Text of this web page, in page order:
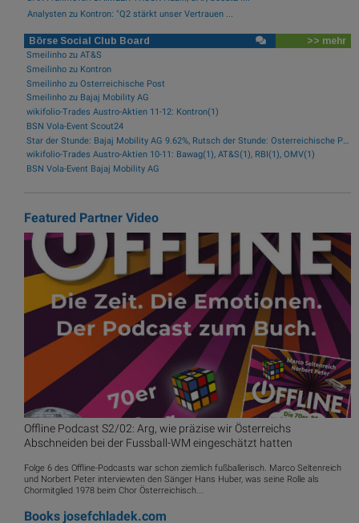
Analysten zu Kontron: "Q2 stärkt unser Vertrauen ...
Börse Social Club Board >> mehr
Smeilinho zu AT&S
Smeilinho zu Kontron
Smeilinho zu Österreichische Post
Smeilinho zu Bajaj Mobility AG
wikifolio-Trades Austro-Aktien 11-12: Kontron(1)
BSN Vola-Event Scout24
Star der Stunde: Bajaj Mobility AG 9.62%, Rutsch der Stunde: Österreichische Post -1.97%
wikifolio-Trades Austro-Aktien 10-11: Bawag(1), AT&S(1), RBI(1), OMV(1)
BSN Vola-Event Bajaj Mobility AG
Featured Partner Video
Offline Podcast S2/02: Arg, wie präzise wir Österreichs
Abschneiden bei der Fussball-WM eingeschätzt hatten
Folge 6 des Offline-Podcasts war schon ziemlich fußballerisch. Marco Seltenreich
und Norbert Peter interviewten den Sänger Hans Huber, was seine Rolle als
Chormitglied 1978 beim Chor Österreichisch...
Books josefchladek.com